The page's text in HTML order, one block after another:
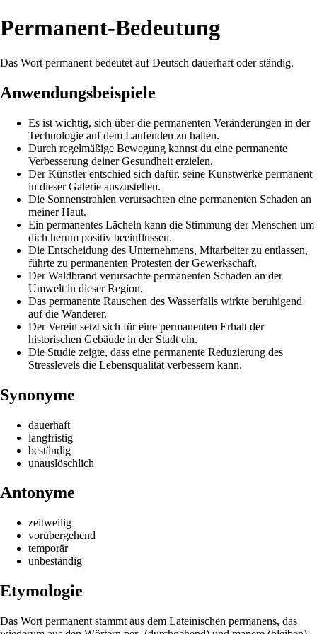
Permanent-Bedeutung
Das Wort permanent bedeutet auf Deutsch dauerhaft oder ständig.
Anwendungsbeispiele
Es ist wichtig, sich über die permanenten Veränderungen in der
Technologie auf dem Laufenden zu halten.
Durch regelmäßige Bewegung kannst du eine permanente
Verbesserung deiner Gesundheit erzielen.
Der Künstler entschied sich dafür, seine Kunstwerke permanent
in dieser Galerie auszustellen.
Die Sonnenstrahlen verursachten eine permanenten Schaden an
meiner Haut.
Ein permanentes Lächeln kann die Stimmung der Menschen um
dich herum positiv beeinflussen.
Die Entscheidung des Unternehmens, Mitarbeiter zu entlassen,
führte zu permanenten Protesten der Gewerkschaft.
Der Waldbrand verursachte permanenten Schaden an der
Umwelt in dieser Region.
Das permanente Rauschen des Wasserfalls wirkte beruhigend
auf die Wanderer.
Der Verein setzt sich für eine permanenten Erhalt der
historischen Gebäude in der Stadt ein.
Die Studie zeigte, dass eine permanente Reduzierung des
Stresslevels die Lebensqualität verbessern kann.
Synonyme
dauerhaft
langfristig
beständig
unauslöschlich
Antonyme
zeitweilig
vorübergehend
temporär
unbeständig
Etymologie
Das Wort permanent stammt aus dem Lateinischen permanens, das